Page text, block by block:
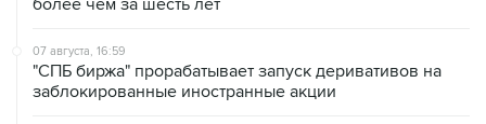
более чем за шесть лет
07 августа, 16:59
"СПБ биржа" прорабатывает запуск деривативов на
заблокированные иностранные акции